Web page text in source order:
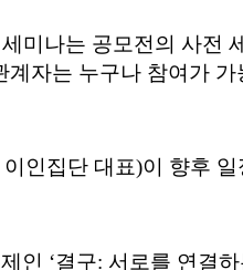
미나는 공모전의 사전
자는 누구나 참여가 가
인집단 대표)이 향후
인 ‘결구: 서로를 연결